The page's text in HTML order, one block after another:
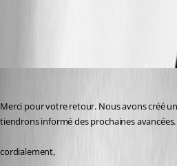
Merci pour votre retour. Nous avons créé
tiendrons informé des prochaines avancées.
cordialement,